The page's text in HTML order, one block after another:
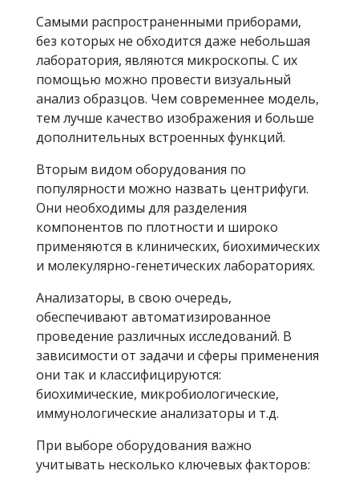
Самыми распространенными приборами,
без которых не обходится даже небольшая
лаборатория, являются микроскопы. С их
помощью можно провести визуальный
анализ образцов. Чем современнее модель,
тем лучше качество изображения и больше
дополнительных встроенных функций.
Вторым видом оборудования по
популярности можно назвать центрифуги.
Они необходимы для разделения
компонентов по плотности и широко
применяются в клинических, биохимических
и молекулярно-генетических лабораториях.
Анализаторы, в свою очередь,
обеспечивают автоматизированное
проведение различных исследований. В
зависимости от задачи и сферы применения
они так и классифицируются:
биохимические, микробиологические,
иммунологические анализаторы и т.д.
При выборе оборудования важно
учитывать несколько ключевых факторов: